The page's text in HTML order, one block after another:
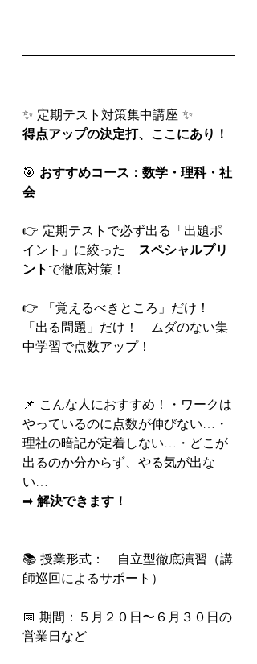
✨ 定期テスト対策集中講座 ✨
得点アップの決定打、ここにあり！
🎯 おすすめコース：数学・理科・社
会
👉 定期テストで必ず出る「出題ポ
イント」に絞った スペシャルプリ
ントで徹底対策！
👉 「覚えるべきところ」だけ！
「出る問題」だけ！　ムダのない集
中学習で点数アップ！
📌 こんな人におすすめ！・ワークは
やっているのに点数が伸びない…・
理社の暗記が定着しない…・どこが
出るのか分からず、やる気が出な
い…
➡ 解決できます！
📚 授業形式：　自立型徹底演習（講
師巡回によるサポート）
📅 期間：５月２０日〜６月３０日の
営業日など